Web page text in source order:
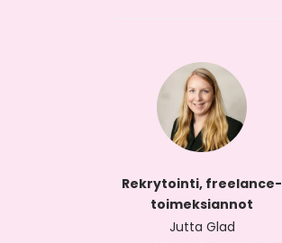
Rekrytointi, freelance-
toimeksiannot
Jutta Glad